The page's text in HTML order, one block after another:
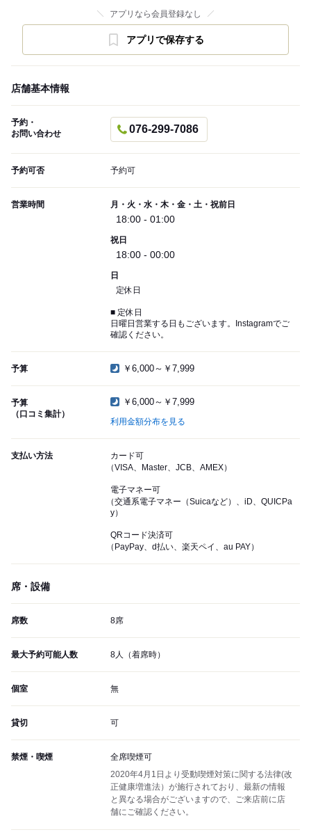
アプリなら会員登録なし
アプリで保存する
店舗基本情報
予約・
お問い合わせ
076-299-7086
予約可否 予約可
営業時間 月・火・水・木・金・土・祝前日
18:00 - 01:00
祝日
18:00 - 00:00
日
定休日
■ 定休日
日曜日営業する日もございます。Instagramでご
確認ください。
予算 ￥6,000～￥7,999
予算
（口コミ集計）
￥6,000～￥7,999
利用金額分布を見る
支払い方法
カード可
（VISA、Master、JCB、AMEX）
電子マネー可
（交通系電子マネー（Suicaなど）、iD、QUICPa
y）
QRコード決済可
（PayPay、d払い、楽天ペイ、au PAY）
席・設備
席数 8席
最大予約可能人数 8人（着席時）
個室 無
貸切 可
禁煙・喫煙
全席喫煙可
2020年4月1日より受動喫煙対策に関する法律(改
正健康増進法）が施行されており、最新の情報
と異なる場合がございますので、ご来店前に店
舗にご確認ください。